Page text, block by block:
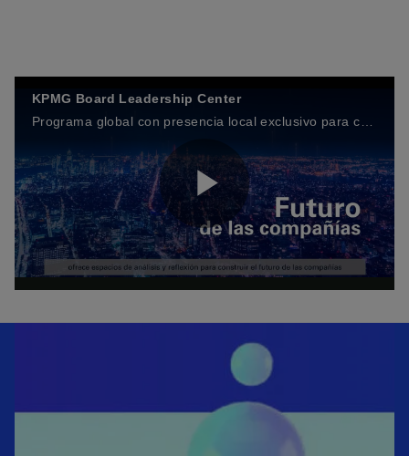
KPMG Board Leadership Center
Programa global con presencia local exclusivo para consejeros.
P
l
a